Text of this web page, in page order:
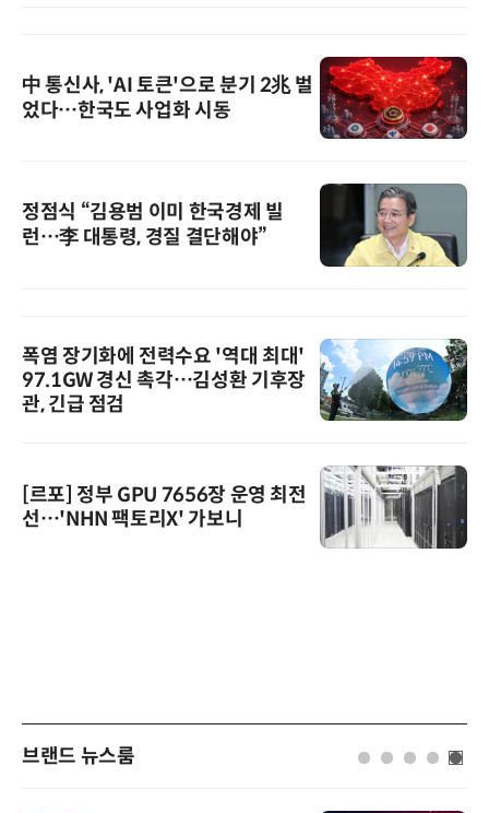
中 통신사, 'AI 토큰'으로 분기 2兆 벌
었다…한국도 사업화 시동
정점식 “김용범 이미 한국경제 빌
런…李 대통령, 경질 결단해야”
폭염 장기화에 전력수요 '역대 최대'
97.1GW 경신 촉각…김성환 기후장
관, 긴급 점검
[르포] 정부 GPU 7656장 운영 최전
선…'NHN 팩토리X' 가보니
브랜드 뉴스룸